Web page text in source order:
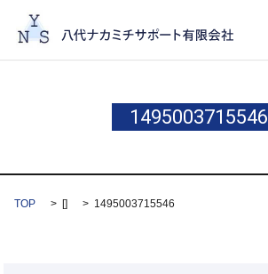
1495003715546
TOP [] 1495003715546